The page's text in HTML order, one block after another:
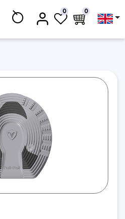
0 0